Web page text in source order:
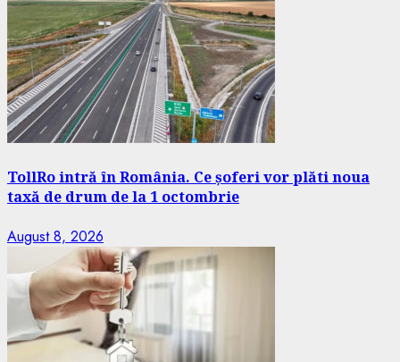
TollRo intră în România. Ce șoferi vor plăti noua
taxă de drum de la 1 octombrie
August 8, 2026